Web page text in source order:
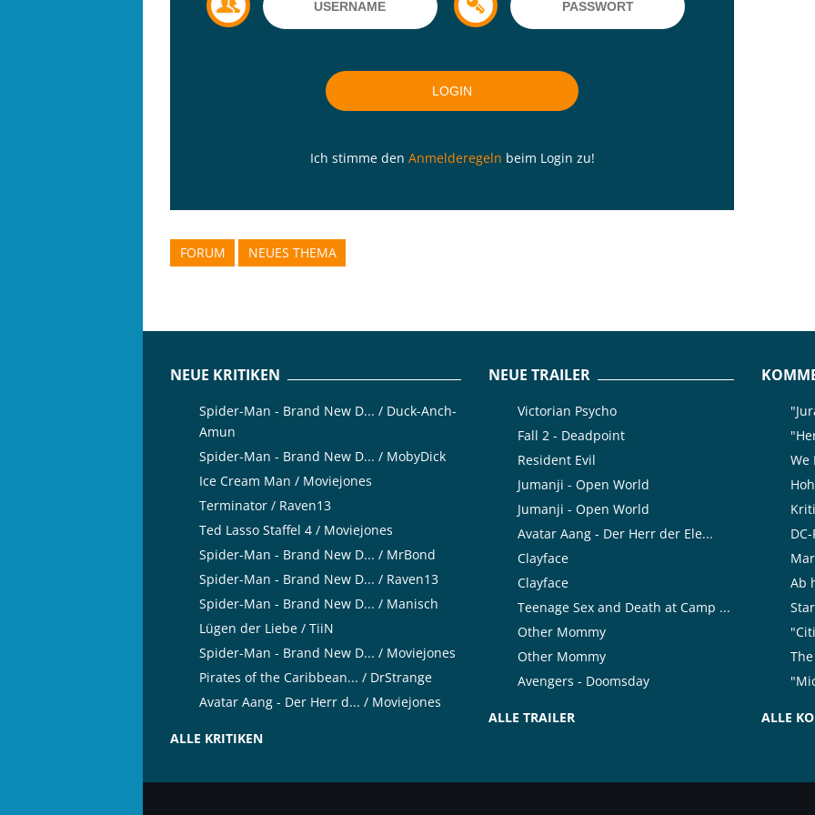
Ich stimme den Anmelderegeln beim Login zu!
FORUM NEUES THEMA
NEUE KRITIKEN
Spider-Man - Brand New D... / Duck-Anch-
Amun
Spider-Man - Brand New D... / MobyDick
Ice Cream Man / Moviejones
Terminator / Raven13
Ted Lasso Staffel 4 / Moviejones
Spider-Man - Brand New D... / MrBond
Spider-Man - Brand New D... / Raven13
Spider-Man - Brand New D... / Manisch
Lügen der Liebe / TiiN
Spider-Man - Brand New D... / Moviejones
Pirates of the Caribbean... / DrStrange
Avatar Aang - Der Herr d... / Moviejones
ALLE KRITIKEN
NEUE TRAILER
Victorian Psycho
Fall 2 - Deadpoint
Resident Evil
Jumanji - Open World
Jumanji - Open World
Avatar Aang - Der Herr der Ele...
Clayface
Clayface
Teenage Sex and Death at Camp ...
Other Mommy
Other Mommy
Avengers - Doomsday
ALLE TRAILER
We
Ab
ALLE